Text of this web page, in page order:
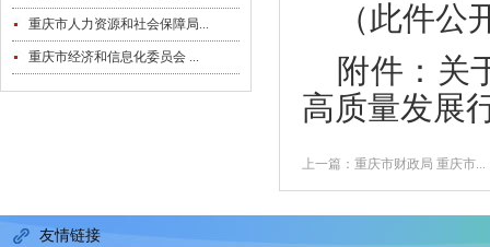
重庆市人力资源和社会保障局...
重庆市经济和信息化委员会 ...
（此件公
附件： 关
高质量发展
上一篇：重庆市财政局 重庆市...
友情链接